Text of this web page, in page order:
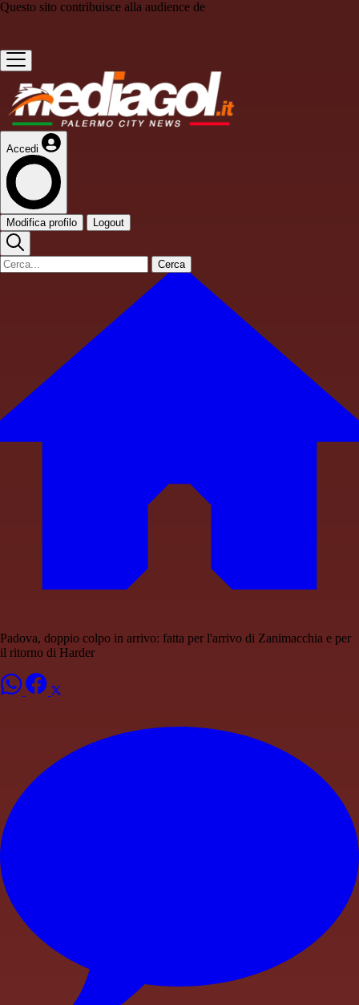
Questo sito contribuisce alla audience de
Accedi
Modifica profilo Logout
Cerca
Padova, doppio colpo in arrivo: fatta per l'arrivo di Zanimacchia e per
il ritorno di Harder